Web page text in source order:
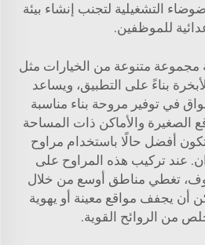
التشغيلية لتجنب إنشاء بيئة
للموظفين.
مجموعة متنوعة من الخيارات مثل
بناءً على التطبيق، ويساعد
في توفير مروحة بناء مناسبة
الصغيرة والأماكن ذات المساحة
أفضل حالًا باستخدام مراوح
عند تركيب هذه المراوح على
تغطي مناطق أوسع من خلال
أن يجفف مواقع معينة أو يهوية
من الروائح القوية.